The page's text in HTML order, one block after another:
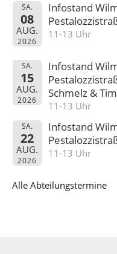
SA.
08
AUG.
2026
Infostand
11-13 Uhr
SA.
15
AUG.
2026
Infostand
Schmelz &
11-13 Uhr
SA.
22
AUG.
2026
Infostand
11-13 Uhr
Alle Abteilungstermine